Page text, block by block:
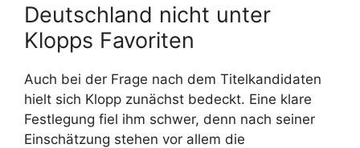
Deutschland nicht unter
Klopps Favoriten
Auch bei der Frage nach dem Titelkandidaten
hielt sich Klopp zunächst bedeckt. Eine klare
Festlegung fiel ihm schwer, denn nach seiner
Einschätzung stehen vor allem die